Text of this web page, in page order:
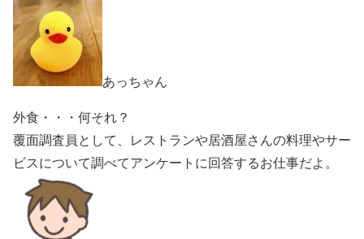
あっちゃん
外食・・・何それ？
覆面調査員として、レストランや居酒屋さんの料理やサー
ビスについて調べてアンケートに回答するお仕事だよ。